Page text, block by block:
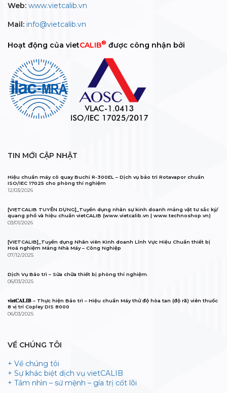
Web: www.vietcalib.vn
Mail: info@vietcalib.vn
Hoạt động của vietCALIB® được công nhận bởi
TIN MỚI CẬP NHẬT
Hiệu chuẩn máy cô quay Buchi R-300EL – Dịch vụ bảo trì Rotavapor chuẩn
ISO/IEC 17025 cho phòng thí nghiệm
12/03/2026
[VIETCALIB TUYỂN DỤNG]_Tuyển dụng nhân sự kinh doanh mảng vật tư sắc ký/
quang phổ và hiệu chuẩn vietCALIB (www.vietcalib.vn | www.technoshop.vn)
03/01/2026
[VIETCALIB]_Tuyển dụng Nhân viên Kinh doanh Lĩnh Vực Hiệu Chuẩn thiết bị
Hoá nghiệm Mảng Nhà Máy – Công Nghiệp
07/12/2025
Dịch Vụ Bảo trì – Sửa chữa thiết bị phòng thí nghiệm.
06/03/2025
𝐯𝐢𝐞𝐭𝐂𝐀𝐋𝐈𝐁 – Thực hiện Bảo trì – Hiệu chuẩn Máy thử độ hòa tan (độ rã) viên thuốc
8 vị trí Copley DIS 8000
06/03/2025
VỀ CHÚNG TÔI
+ Về chúng tôi
+ Sự khác biệt dịch vụ vietCALIB
+ Tầm nhìn – sứ mệnh – gía trị cốt lõi